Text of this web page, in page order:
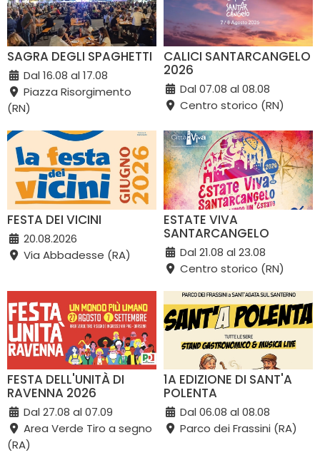
SAGRA DEGLI SPAGHETTI
Dal 16.08 al 17.08
Piazza Risorgimento
(RN)
CALICI SANTARCANGELO
2026
Dal 07.08 al 08.08
Centro storico (RN)
FESTA DEI VICINI
20.08.2026
Via Abbadesse (RA)
ESTATE VIVA
SANTARCANGELO
Dal 21.08 al 23.08
Centro storico (RN)
FESTA DELL'UNITÀ DI
RAVENNA 2026
Dal 27.08 al 07.09
Area Verde Tiro a segno
(RA)
1A EDIZIONE DI SANT'A
POLENTA
Dal 06.08 al 08.08
Parco dei Frassini (RA)